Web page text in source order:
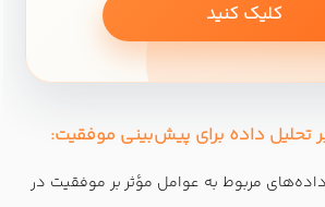
کلیک کنید
تحلیل داده برای پیش‌بینی موفقیت:
مربوط به عوامل مؤثر بر موفقیت در